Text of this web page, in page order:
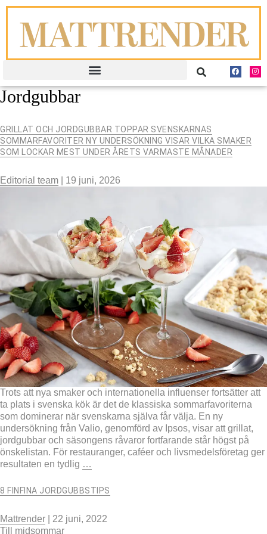
Jordgubbar
GRILLAT OCH JORDGUBBAR TOPPAR SVENSKARNAS
SOMMARFAVORITER NY UNDERSÖKNING VISAR VILKA SMAKER
SOM LOCKAR MEST UNDER ÅRETS VARMASTE MÅNADER
Editorial team 19 juni, 2026
Trots att nya smaker och internationella influenser fortsätter att
ta plats i svenska kök är det de klassiska sommarfavoriterna
som dominerar när svenskarna själva får välja. En ny
undersökning från Valio, genomförd av Ipsos, visar att grillat,
jordgubbar och säsongens råvaror fortfarande står högst på
önskelistan. För restauranger, caféer och livsmedelsföretag ger
resultaten en tydlig …
8 FINFINA JORDGUBBSTIPS
Mattrender
22 juni, 2022
Till midsommar